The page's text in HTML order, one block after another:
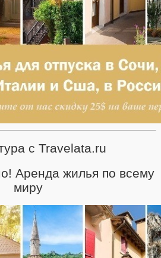
с Travelata.ru
Аренда жилья по всему
миру